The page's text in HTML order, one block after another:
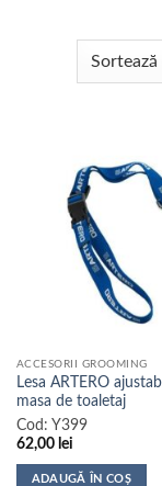
ACCESORII GROOMING
Lesa ARTERO
masa de toaletaj
Cod: Y399
62,00 lei
ADAUGĂ ÎN COȘ